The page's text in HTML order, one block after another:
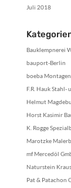
Juli 2018
Bauklempnerei
bauport-Berlin
boeba
F.R. Hauk
Helmut
Horst Kasimir
K. Rogge
Marotzke
mf Mercedöl
Naturstein
Pat & Patachon